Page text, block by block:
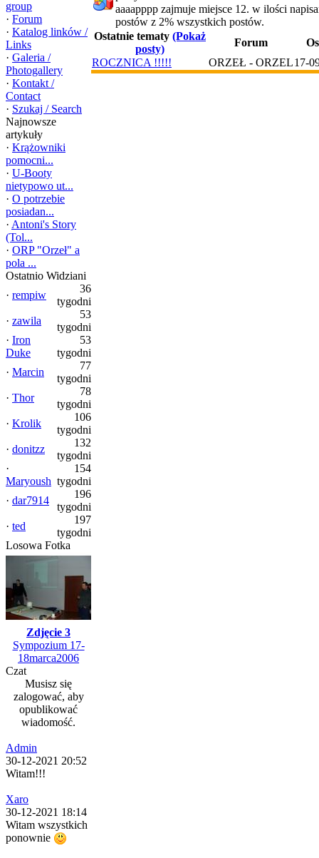
group
· Forum
· Katalog linków /
Links
· Galeria /
Photogallery
· Kontakt /
Contact
· Szukaj / Search
Najnowsze
artykuły
· Krążowniki
pomocni...
· U-Booty
nietypowo ut...
· O potrzebie
posiadan...
· Antoni's Story
(Tol...
· ORP "Orzeł" a
pola ...
Ostatnio Widziani
· rempiw
36
tygodni
· zawila
53
tygodni
· Iron
Duke
53
tygodni
· Marcin
77
tygodni
· Thor
78
tygodni
· Krolik
106
tygodni
· donitzz
132
tygodni
·
Maryoush
154
tygodni
· dar7914
196
tygodni
· ted
197
tygodni
Losowa Fotka
Zdjęcie 3
Sympozium 17-
18marca2006
Czat
Musisz się
zalogować, aby
opublikować
wiadomość.
Admin
30-12-2021 20:52
Witam!!!
Xaro
30-12-2021 18:14
Witam wszystkich
ponownie
aaaapppp zajmuje miejsce 12. w ilości
postów z 2% wszystkich postów.
Ostatnie tematy (Pokaż
posty)
Forum
ROCZNICA !!!!!
ORZEŁ - ORZEL17-